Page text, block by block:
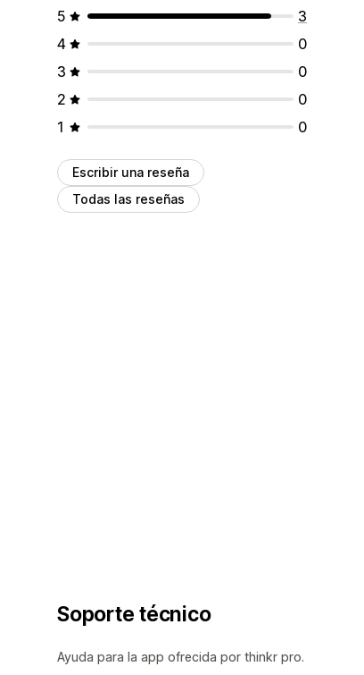
5
3
4
0
3
0
2
0
1
0
Escribir una reseña
Todas las reseñas
Soporte técnico
Ayuda para la app ofrecida por thinkr pro.